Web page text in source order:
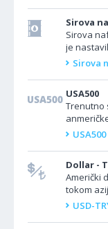
Sirova
Sirova
je
efekte
Sirova
USA500
Trenutno
Dollar -
Američki
tokom
neUSD-